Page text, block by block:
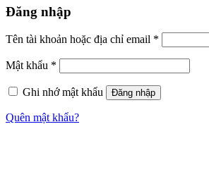
Đăng nhập
Tên tài khoản hoặc địa chỉ email *
Mật khẩu *
Ghi nhớ mật khẩu Đăng nhập
Quên mật khẩu?